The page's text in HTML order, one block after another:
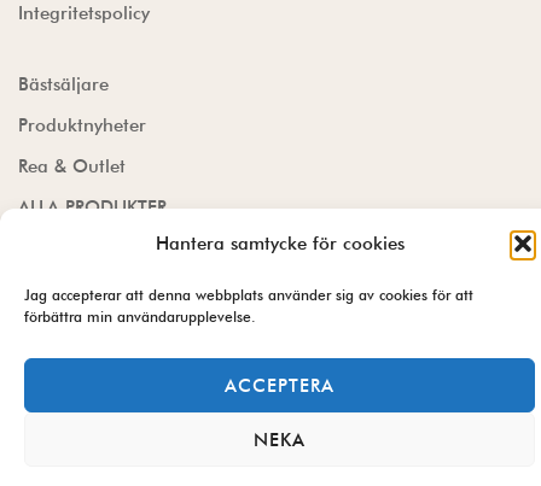
Hantera samtycke för cookies
Jag accepterar att denna webbplats använder sig av cookies för att
förbättra min användarupplevelse.
ACCEPTERA
NEKA
Integritetspolicy
Bästsäljare
Produktnyheter
Rea & Outlet
ALLA PRODUKTER
© Garnbutik.se 2026